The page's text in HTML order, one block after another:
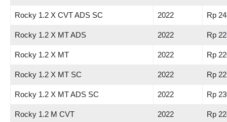
Rocky 1.2 X CVT ADS SC 2022 Rp
Rocky 1.2 X MT ADS 2022 Rp
Rocky 1.2 X MT 2022 Rp
Rocky 1.2 X MT SC 2022 Rp
Rocky 1.2 X MT ADS SC 2022 Rp
Rocky 1.2 M CVT 2022 Rp